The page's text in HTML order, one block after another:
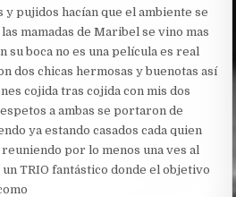
pujidos hacían que el ambiente se
mamadas de Maribel se vino mas
su boca no es una película es real
dos chicas hermosas y buenotas así
cojida tras cojida con mis dos
a ambas se portaron de
ya estando casados cada quien
por lo menos una ves al
TRIO fantástico donde el objetivo